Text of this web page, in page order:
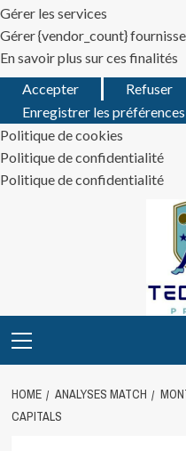
Gérer les services
Gérer {vendor_count}
En savoir plus sur ces finalités
Accepter
Refuser
Enregistrer les préférences
Politique de cookies
Politique de confidentialité
Politique de confidentialité
Menu
HOME ANALYSES MATCH
CAPITALS